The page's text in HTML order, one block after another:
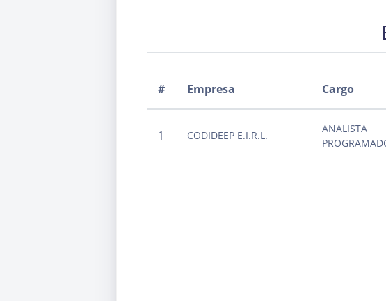
# Empresa Cargo
1 CODIDEEP E.I.R.L.
ANALISTA